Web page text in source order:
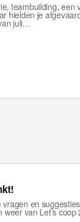
teambuilding, een
hielden je
juli…
en
weer van Let’s